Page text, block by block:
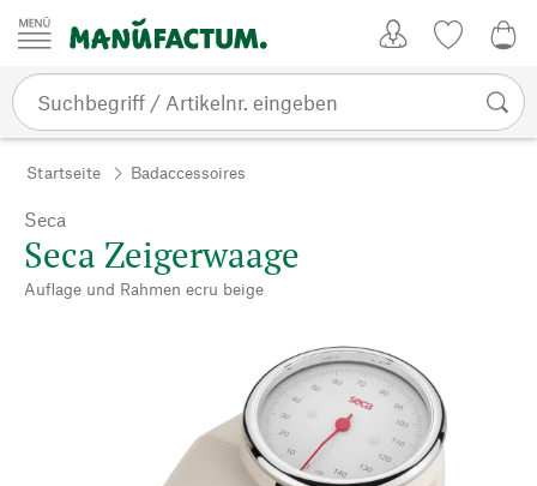
Zum Inhalt springen
Startseite Badaccessoires
Seca
Seca Zeigerwaage
Auflage und Rahmen ecru beige